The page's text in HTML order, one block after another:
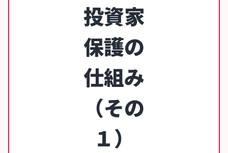
投資家
保護の
仕組み
（その
１）